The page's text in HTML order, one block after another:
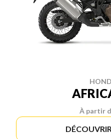
À partir